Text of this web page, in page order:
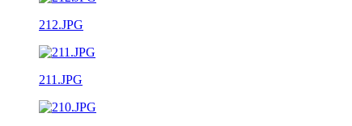
212.JPG
211.JPG